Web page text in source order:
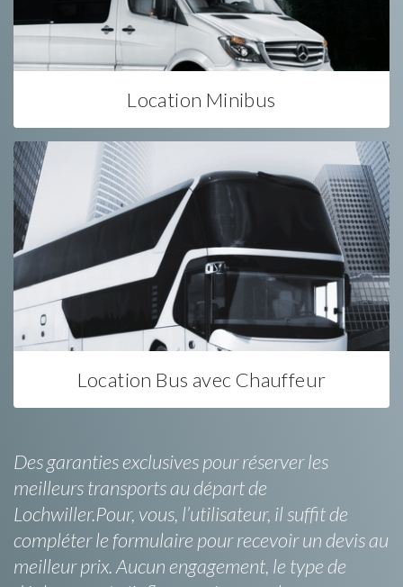
Location Minibus
Location Bus avec Chauffeur
Des garanties exclusives pour réserver les
meilleurs transports au départ de
Lochwiller.Pour, vous, l’utilisateur, il suffit de
compléter le formulaire pour recevoir un devis au
meilleur prix. Aucun engagement, le type de